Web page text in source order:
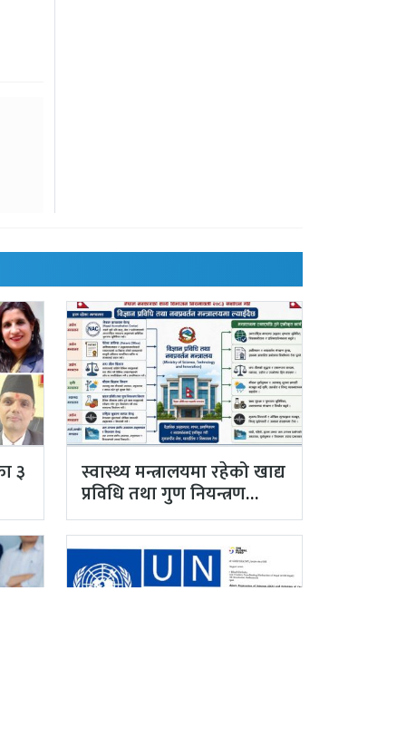
३ स्वास्थ्य मन्त्रालयमा रहेको खाद्य
प्रविधि तथा गुण नियन्त्रण
विभाग विज्ञान…